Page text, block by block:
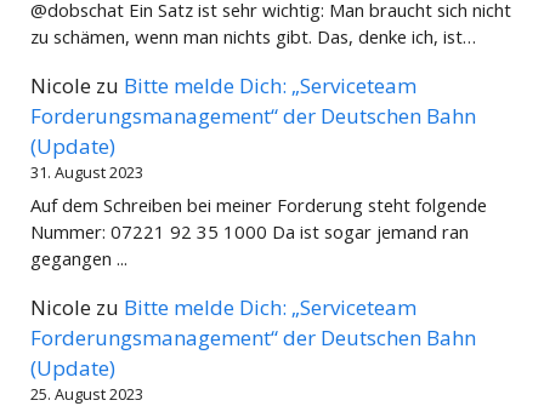
@dobschat Ein Satz ist sehr wichtig: Man braucht sich nicht
zu schämen, wenn man nichts gibt. Das, denke ich, ist…
Nicole zu Bitte melde Dich: „Serviceteam
Forderungsmanagement“ der Deutschen Bahn
(Update)
31. August 2023
Auf dem Schreiben bei meiner Forderung steht folgende
Nummer: 07221 92 35 1000 Da ist sogar jemand ran
gegangen ...
Nicole zu Bitte melde Dich: „Serviceteam
Forderungsmanagement“ der Deutschen Bahn
(Update)
25. August 2023